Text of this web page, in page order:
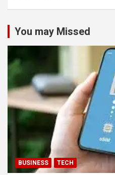
You may Missed
BUSINESS TECH